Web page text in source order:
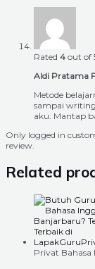
Rated 4 out of
Aldi Pratama
Metode
sampai
aku. Mantap
Only logged in
review.
Related
Privat Bahasa